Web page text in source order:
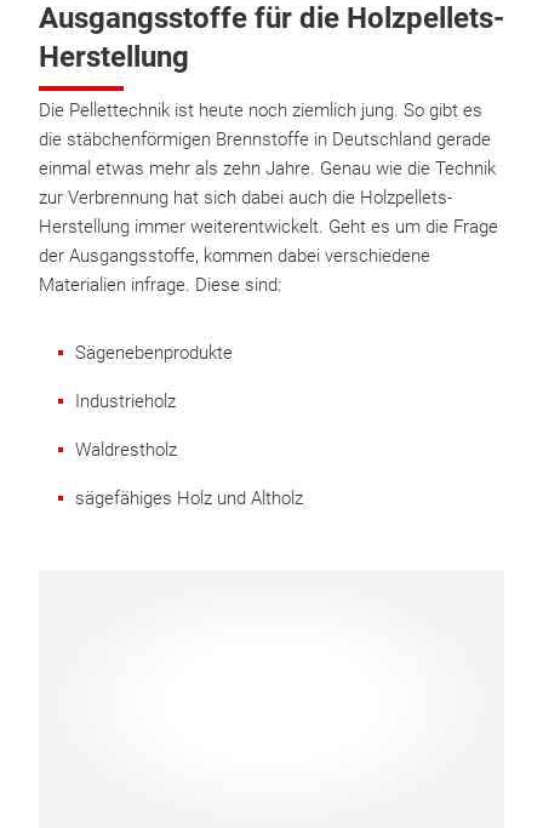
Ausgangsstoffe für die Holzpellets-
Herstellung
Die Pellettechnik ist heute noch ziemlich jung. So gibt es
die stäbchenförmigen Brennstoffe in Deutschland gerade
einmal etwas mehr als zehn Jahre. Genau wie die Technik
zur Verbrennung hat sich dabei auch die Holzpellets-
Herstellung immer weiterentwickelt. Geht es um die Frage
der Ausgangsstoffe, kommen dabei verschiedene
Materialien infrage. Diese sind:
Sägenebenprodukte
Industrieholz
Waldrestholz
sägefähiges Holz und Altholz